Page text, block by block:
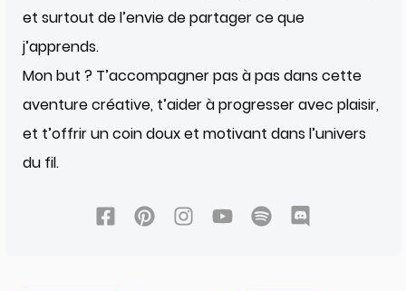
et surtout de l’envie de partager ce que
j’apprends.
Mon but ? T’accompagner pas à pas dans cette
aventure créative, t’aider à progresser avec plaisir,
et t’offrir un coin doux et motivant dans l’univers
du fil.